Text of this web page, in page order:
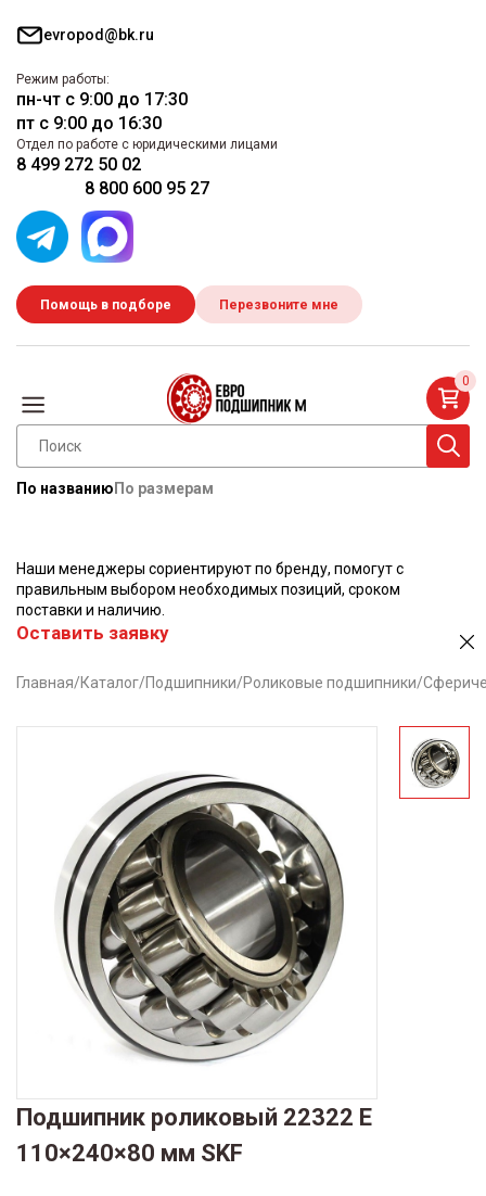
evropod@bk.ru
Режим работы:
пн-чт с 9:00 до 17:30
пт с 9:00 до 16:30
Отдел по работе с юридическими лицами
8 499 272 50 02
8 800 600 95 27
Помощь в подборе Перезвоните мне
По названию По размерам
0
Наши менеджеры сориентируют по бренду, помогут с
правильным выбором необходимых позиций, сроком
поставки и наличию.
Оставить заявку
Главная/Каталог/Подшипники/Роликовые подшипники/
Подшипник роликовый 22322 E
110×240×80 мм SKF